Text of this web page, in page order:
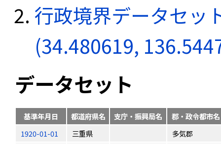
行政境界データセッ
(34.480619,
データセット
基準年月日 都道府県名 支庁・振興局名
郡・政令都市名
1920-01-01
三重県
多気郡